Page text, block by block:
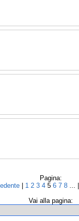
Pagina:
1 2 3 4 5 6 7 8 ... |
Vai alla pagina: